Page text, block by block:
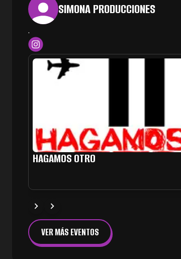
SIMONA PRODUCCIONES
.
HAGAMOS OTRO
VER MÁS EVENTOS